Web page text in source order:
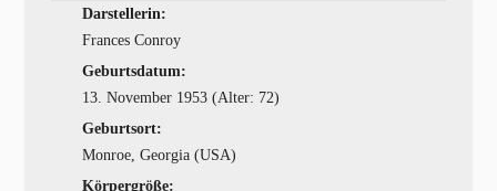
Darstellerin:
Frances Conroy
Geburtsdatum:
13. November 1953 (Alter: 72)
Geburtsort:
Monroe, Georgia (USA)
Körpergröße: